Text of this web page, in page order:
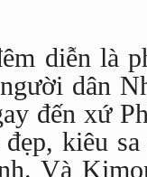
diễn là
dân
đến xứ
kiêu
Và